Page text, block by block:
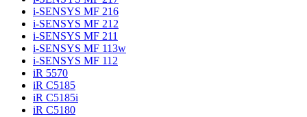
i-SENSYS MF 216
i-SENSYS MF 212
i-SENSYS MF 211
i-SENSYS MF 113w
i-SENSYS MF 112
iR 5570
iR C5185
iR C5185i
iR C5180